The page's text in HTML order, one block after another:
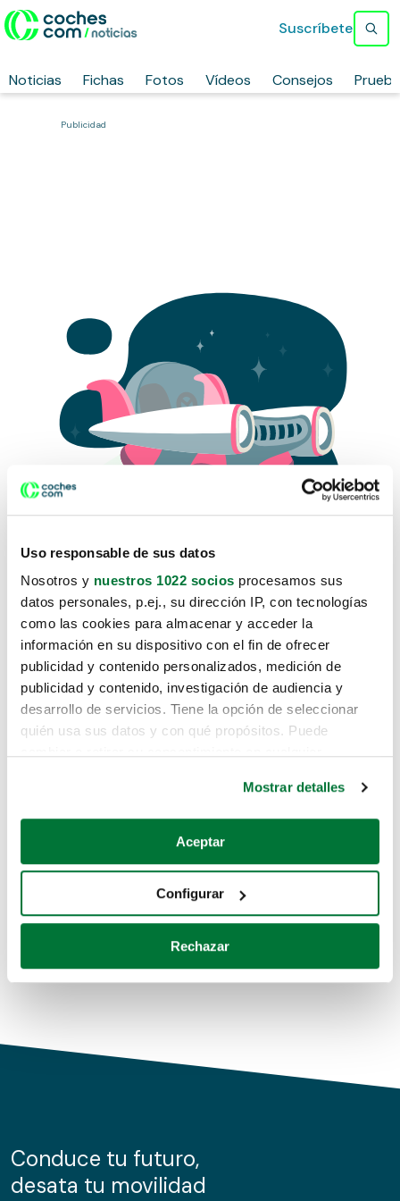
Uso responsable de sus datos
Nosotros y nuestros 1022 socios procesamos sus
datos personales, p.ej., su dirección IP, con tecnologías
como las cookies para almacenar y acceder la
información en su dispositivo con el fin de ofrecer
publicidad y contenido personalizados, medición de
publicidad y contenido, investigación de audiencia y
desarrollo de servicios. Tiene la opción de seleccionar
quién usa sus datos y con qué propósitos. Puede
Si lo permite, también quisiéramos:
Recopilar información sobre su ubicación geográfica
Identificar su dispositivo analizándolo activamente
para buscar características específicas (huellas
Obtenga más información sobre cómo se procesan sus
de cookies.
información sobre el uso que haga del sitio web con
nuestros partners de redes sociales, publicidad y análisis
Mostrar detalles
Aceptar
Configurar
Rechazar
Noticias Fichas Fotos Vídeos Consejos
Suscríbete
Publicidad
Lo sentimos, no sabemos como
te hemos traido hasta aquí.
Pero puedes encontrar el coche que estás
buscando en alguno de estos enlaces:
Coches de segunda mano
Coches de km0
Conduce tu futuro,
desata tu movilidad